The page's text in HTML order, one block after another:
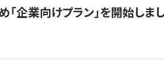
企業向けプラン」を開始しま